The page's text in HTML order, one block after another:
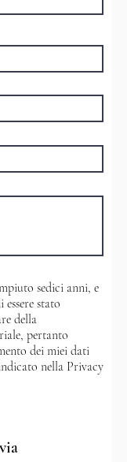
Le
sono un ottimo
sedici anni, e
stato
della
pertanto
dei miei dati
nella Privacy